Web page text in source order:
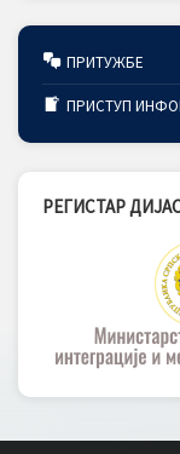
ПРИТУЖБЕ
ПРИСТУП
РЕГИСТАР